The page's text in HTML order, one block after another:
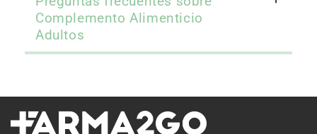
Complemento Alimenticio
Adultos